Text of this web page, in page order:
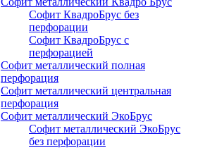
Софит КвадроБрус без
перфорации
Софит КвадроБрус с
перфорацией
Софит металлический полная
перфорация
Софит металлический центральная
перфорация
Софит металлический ЭкоБрус
Софит металлический ЭкоБрус
без перфорации